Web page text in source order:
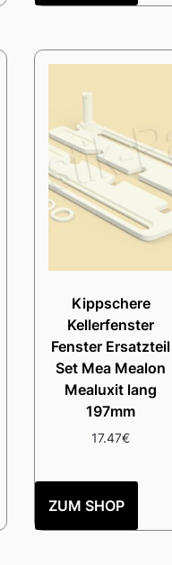
Kippschere
Kellerfenster
Fenster Ersatzteil
Set Mea Mealon
Mealuxit lang
197mm
17.47€
ZUM SHOP